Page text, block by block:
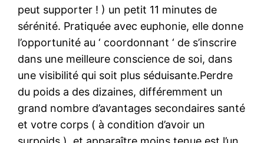
peut supporter ! ) un petit 11 minutes de
sérénité. Pratiquée avec euphonie, elle donne
l’opportunité au ‘ coordonnant ‘ de s’inscrire
dans une meilleure conscience de soi, dans
une visibilité qui soit plus séduisante.Perdre
du poids a des dizaines, différemment un
grand nombre d’avantages secondaires santé
et votre corps ( à condition d’avoir un